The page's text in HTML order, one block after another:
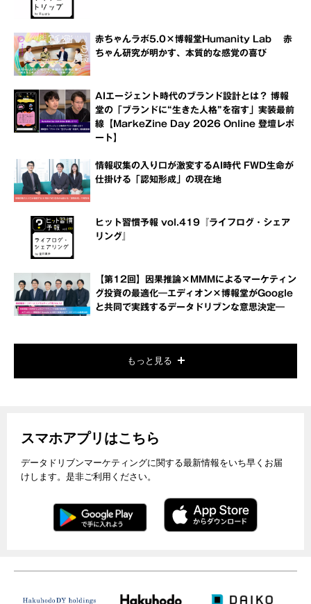
赤ちゃんラボ5.0×博報堂Humanity Lab 赤
ちゃん研究が明かす、本質的な感覚の喜び
AIエージェント時代のブランド設計とは？ 博報
堂の「ブランドに“生きた人格”を宿す」実装最前
線【MarkeZine Day 2026 Online 登壇レポ
ート】
情報収集の入り口が激変するAI時代 FWD生命が
仕掛ける「認知形成」の現在地
ヒット習慣予報 vol.419『ライフログ・シェア
リング』
【第12回】因果推論×MMMによるマーケティン
グ投資の最適化―エディオン×博報堂がGoogle
と共同で実践するデータドリブンな意思決定―
もっと見る
スマホアプリはこちら
データドリブンマーケティングに関する最新情報をいち早くお届
けします。是非ご利用ください。